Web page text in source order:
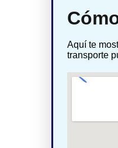
Aquí te
transporte